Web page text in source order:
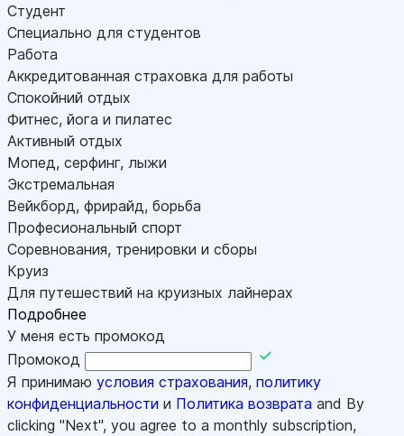
Студент
Специально для студентов
Работа
Аккредитованная страховка для работы
Спокойний отдых
Фитнес, йога и пилатес
Активный отдых
Мопед, серфинг, лыжи
Экстремальная
Вейкборд, фрирайд, борьба
Професиональный спорт
Соревнования, тренировки и сборы
Круиз
Для путешествий на круизных лайнерах
Подробнее
У меня есть промокод
Промокод
Я принимаю условия страхования, политику
конфиденциальности и Политика возврата and By
clicking "Next", you agree to a monthly subscription,